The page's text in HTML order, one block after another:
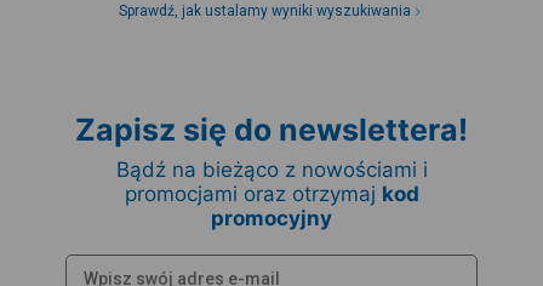
Sprawdź, jak ustalamy wyniki wyszukiwania
Zapisz się do newslettera!
Bądź na bieżąco z nowościami i
promocjami oraz otrzymaj kod
promocyjny